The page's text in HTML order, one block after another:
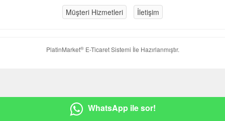
Müşteri Hizmetleri İletişim
PlatinMarket®E-Ticaret Sistemi İle Hazırlanmıştır.
WhatsApp ile sor!